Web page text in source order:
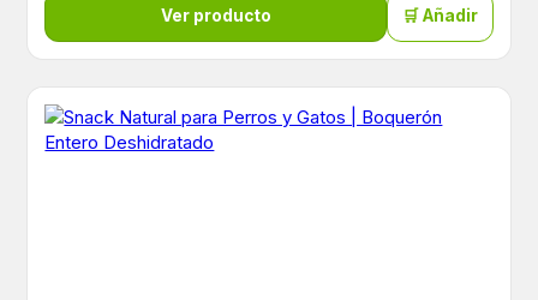
Ver producto 🛒 Añadir